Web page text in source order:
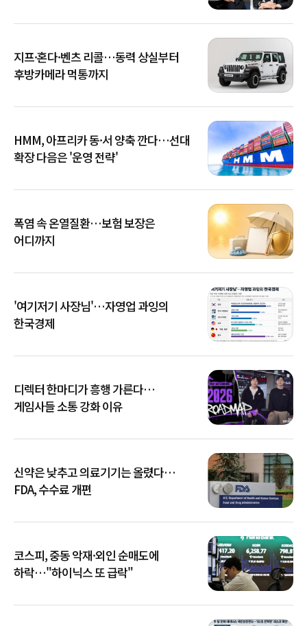
지프·혼다·벤츠 리콜…동력 상실부터
후방카메라 먹통까지
HMM, 아프리카 동·서 양축 깐다…선대
확장 다음은 '운영 전략'
폭염 속 온열질환…보험 보장은
어디까지
'여기저기 사장님'…자영업 과잉의
한국경제
디렉터 한마디가 흥행 가른다…
게임사들 소통 강화 이유
신약은 낮추고 의료기기는 올렸다…
FDA, 수수료 개편
코스피, 중동 악재·외인 순매도에
하락…"하이닉스 또 급락"